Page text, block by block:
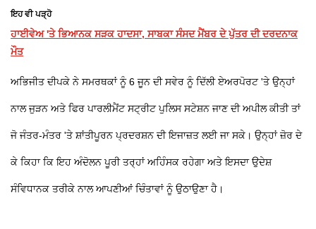
ਇਹ ਵੀ ਪੜ੍ਹੋ
ਹਾਈਵੇਅ 'ਤੇ ਭਿਆਨਕ ਸੜਕ ਹਾਦਸਾ, ਸਾਬਕਾ ਸੰਸਦ ਮੈਂਬਰ ਦੇ ਪੁੱਤਰ ਦੀ ਦਰਦਨਾਕ
ਮੌਤ
ਅਭਿਜੀਤ ਦੀਪਕੇ ਨੇ ਸਮਰਥਕਾਂ ਨੂੰ 6 ਜੂਨ ਦੀ ਸਵੇਰ ਨੂੰ ਦਿੱਲੀ ਏਅਰਪੋਰਟ 'ਤੇ ਉਨ੍ਹਾਂ
ਨਾਲ ਜੁੜਨ ਅਤੇ ਫਿਰ ਪਾਰਲੀਮੈਂਟ ਸਟ੍ਰੀਟ ਪੁਲਿਸ ਸਟੇਸ਼ਨ ਜਾਣ ਦੀ ਅਪੀਲ ਕੀਤੀ ਤਾਂ
ਜੋ ਜੰਤਰ-ਮੰਤਰ 'ਤੇ ਸ਼ਾਂਤੀਪੂਰਨ ਪ੍ਰਦਰਸ਼ਨ ਦੀ ਇਜਾਜ਼ਤ ਲਈ ਜਾ ਸਕੇ। ਉਨ੍ਹਾਂ ਜ਼ੋਰ ਦੇ
ਕੇ ਕਿਹਾ ਕਿ ਇਹ ਅੰਦੋਲਨ ਪੂਰੀ ਤਰ੍ਹਾਂ ਅਹਿੰਸਕ ਰਹੇਗਾ ਅਤੇ ਇਸਦਾ ਉਦੇਸ਼
ਸੰਵਿਧਾਨਕ ਤਰੀਕੇ ਨਾਲ ਆਪਣੀਆਂ ਚਿੰਤਾਵਾਂ ਨੂੰ ਉਠਾਉਣਾ ਹੈ।